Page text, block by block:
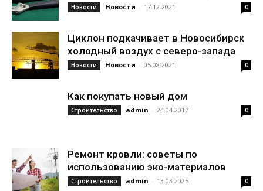
Новости Новости - 17.12.2021 0
Циклон подкачивает в Новосибирск
холодный воздух с северо-запада
Новости Новости - 05.08.2021 0
Как покупать новый дом
Строительство admin - 24.04.2017 0
Ремонт кровли: советы по
использованию эко-материалов
Строительство admin - 13.03.2025 0